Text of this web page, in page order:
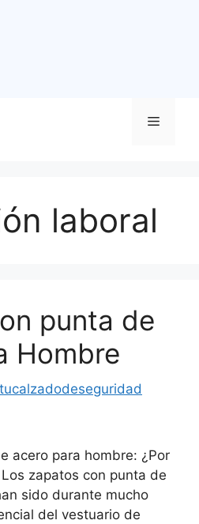
Menú
laboral
punta de
Hombre
tucalzadodeseguridad
acero para hombre: ¿Por
zapatos con punta de
sido durante mucho
del vestuario de